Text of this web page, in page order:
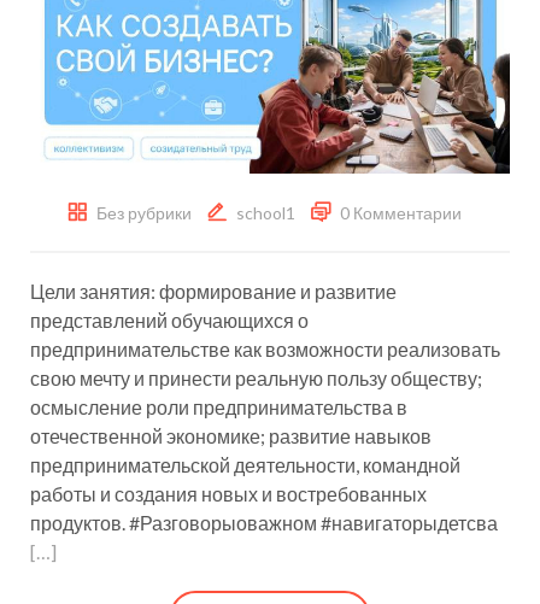
Без рубрики school1 0 Комментарии
Цели занятия: формирование и развитие
представлений обучающихся о
предпринимательстве как возможности реализовать
свою мечту и принести реальную пользу обществу;
осмысление роли предпринимательства в
отечественной экономике; развитие навыков
предпринимательской деятельности, командной
работы и создания новых и востребованных
продуктов. #Разговорыоважном #навигаторыдетсва
[…]